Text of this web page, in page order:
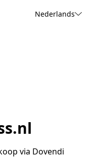
Nederlands
via Dovendi